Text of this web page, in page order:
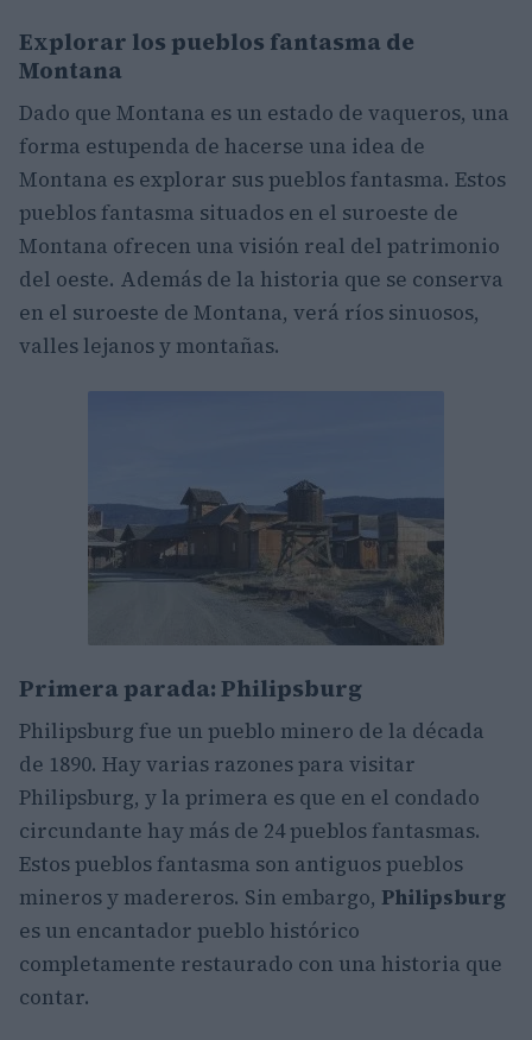
Explorar los pueblos fantasma de
Montana
Dado que Montana es un estado de vaqueros, una
forma estupenda de hacerse una idea de
Montana es explorar sus pueblos fantasma. Estos
pueblos fantasma situados en el suroeste de
Montana ofrecen una visión real del patrimonio
del oeste. Además de la historia que se conserva
en el suroeste de Montana, verá ríos sinuosos,
valles lejanos y montañas.
Primera parada: Philipsburg
Philipsburg fue un pueblo minero de la década
de 1890. Hay varias razones para visitar
Philipsburg, y la primera es que en el condado
circundante hay más de 24 pueblos fantasmas.
Estos pueblos fantasma son antiguos pueblos
mineros y madereros. Sin embargo, Philipsburg
es un encantador pueblo histórico
completamente restaurado con una historia que
contar.